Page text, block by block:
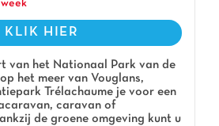
KLIK HIER
van het Nationaal Park van de
het meer van Vouglans,
Trélachaume je voor een
caravan of
de groene omgeving kunt u